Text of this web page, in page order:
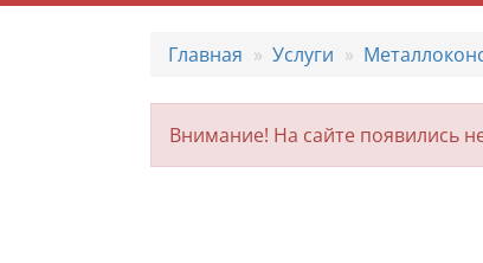
Главная Услуги
Внимание! На сайте появились